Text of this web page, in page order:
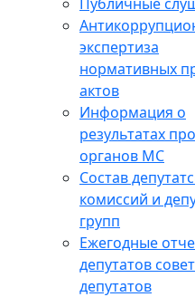
экспертиза
нормативных
актов
Информация о
результатах
органов МС
Состав
комиссий и
групп
Ежегодные
депутатов
депутатов